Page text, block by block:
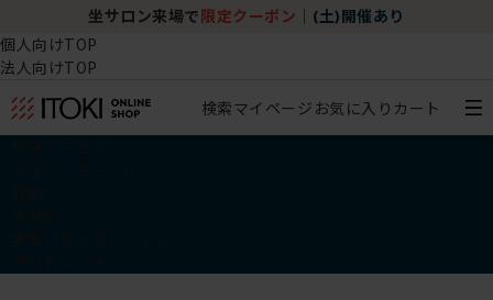
坐サロン来場で 限定クーポン (土)開催あり
個人向けTOP
法人向けTOP
検索マイページ お気に入り カート